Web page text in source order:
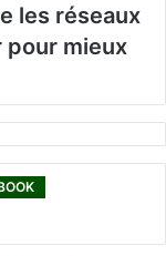
les réseaux
pour mieux